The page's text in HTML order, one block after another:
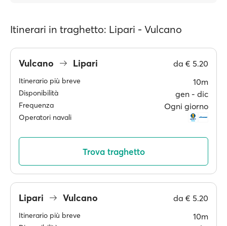
Itinerari in traghetto: Lipari - Vulcano
Vulcano Lipari da € 5.20
Itinerario più breve 10m
Disponibilità gen ‐ dic
Frequenza Ogni giorno
Operatori navali
Trova traghetto
Lipari Vulcano da € 5.20
Itinerario più breve 10m